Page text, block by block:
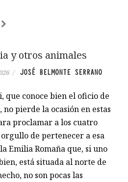
y otros animales
/ JOSÉ BELMONTE SERRANO
que conoce bien el oficio de
pierde la ocasión en estas
proclamar a los cuatro
de pertenecer a esa
Emilia Romaña que, si uno
está situada al norte de
no son pocas las